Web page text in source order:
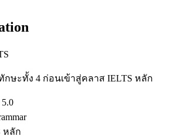
ษะทั้ง 4 ก่อนเข้าสู่คลาส IELTS หลัก
หลัก